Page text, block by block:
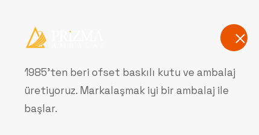
Anasayfa
1985'ten beri ofset baskılı kutu ve ambalaj
üretiyoruz. Markalaşmak iyi bir ambalaj ile
başlar.